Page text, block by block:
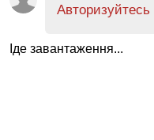
Авторизуйтесь
Іде завантаження...